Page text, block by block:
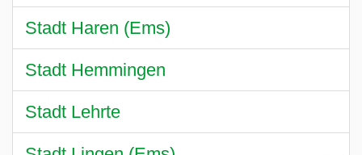
Stadt Haren (Ems)
Stadt Hemmingen
Stadt Lehrte